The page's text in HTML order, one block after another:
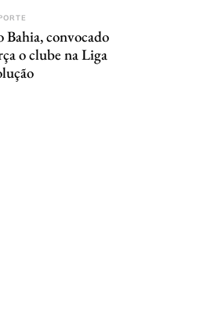
Bahia, convocado
o clube na Liga